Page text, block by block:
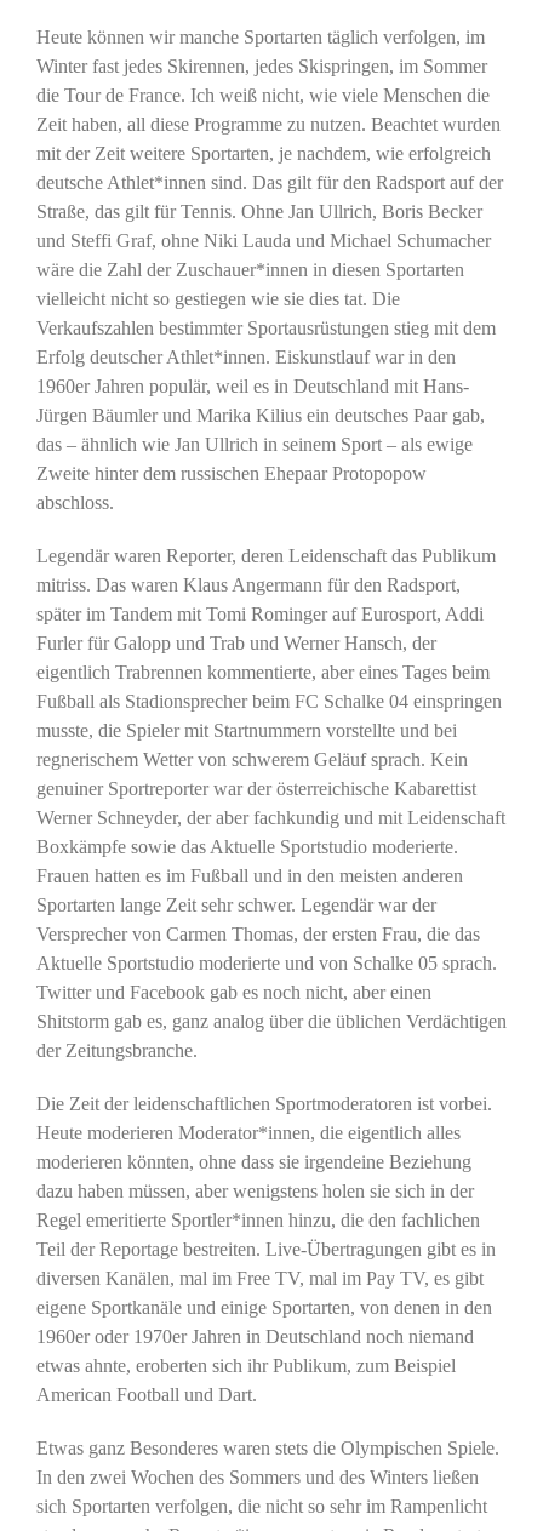
Heute können wir manche Sportarten täglich verfolgen, im
Winter fast jedes Skirennen, jedes Skispringen, im Sommer
die Tour de France. Ich weiß nicht, wie viele Menschen die
Zeit haben, all diese Programme zu nutzen. Beachtet wurden
mit der Zeit weitere Sportarten, je nachdem, wie erfolgreich
deutsche Athlet*innen sind. Das gilt für den Radsport auf der
Straße, das gilt für Tennis. Ohne Jan Ullrich, Boris Becker
und Steffi Graf, ohne Niki Lauda und Michael Schumacher
wäre die Zahl der Zuschauer*innen in diesen Sportarten
vielleicht nicht so gestiegen wie sie dies tat. Die
Verkaufszahlen bestimmter Sportausrüstungen stieg mit dem
Erfolg deutscher Athlet*innen. Eiskunstlauf war in den
1960er Jahren populär, weil es in Deutschland mit Hans-
Jürgen Bäumler und Marika Kilius ein deutsches Paar gab,
das – ähnlich wie Jan Ullrich in seinem Sport – als ewige
Zweite hinter dem russischen Ehepaar Protopopow
abschloss.
Legendär waren Reporter, deren Leidenschaft das Publikum
mitriss. Das waren Klaus Angermann für den Radsport,
später im Tandem mit Tomi Rominger auf Eurosport, Addi
Furler für Galopp und Trab und Werner Hansch, der
eigentlich Trabrennen kommentierte, aber eines Tages beim
Fußball als Stadionsprecher beim FC Schalke 04 einspringen
musste, die Spieler mit Startnummern vorstellte und bei
regnerischem Wetter von schwerem Geläuf sprach. Kein
genuiner Sportreporter war der österreichische Kabarettist
Werner Schneyder, der aber fachkundig und mit Leidenschaft
Boxkämpfe sowie das Aktuelle Sportstudio moderierte.
Frauen hatten es im Fußball und in den meisten anderen
Sportarten lange Zeit sehr schwer. Legendär war der
Versprecher von Carmen Thomas, der ersten Frau, die das
Aktuelle Sportstudio moderierte und von Schalke 05 sprach.
Twitter und Facebook gab es noch nicht, aber einen
Shitstorm gab es, ganz analog über die üblichen Verdächtigen
der Zeitungsbranche.
Die Zeit der leidenschaftlichen Sportmoderatoren ist vorbei.
Heute moderieren Moderator*innen, die eigentlich alles
moderieren könnten, ohne dass sie irgendeine Beziehung
dazu haben müssen, aber wenigstens holen sie sich in der
Regel emeritierte Sportler*innen hinzu, die den fachlichen
Teil der Reportage bestreiten. Live-Übertragungen gibt es in
diversen Kanälen, mal im Free TV, mal im Pay TV, es gibt
eigene Sportkanäle und einige Sportarten, von denen in den
1960er oder 1970er Jahren in Deutschland noch niemand
etwas ahnte, eroberten sich ihr Publikum, zum Beispiel
American Football und Dart.
Etwas ganz Besonderes waren stets die Olympischen Spiele.
In den zwei Wochen des Sommers und des Winters ließen
sich Sportarten verfolgen, die nicht so sehr im Rampenlicht